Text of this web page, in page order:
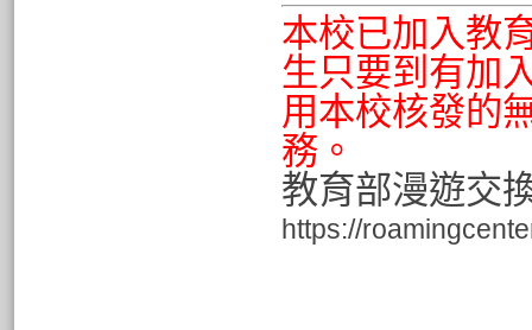
本校已加入教
生只要到有加
用本校核發的
務。
教育部漫遊交
https://